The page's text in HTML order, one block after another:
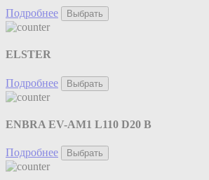
Подробнее Выбрать
ELSTER
Подробнее Выбрать
ENBRA EV-AM1 L110 D20 B
Подробнее Выбрать